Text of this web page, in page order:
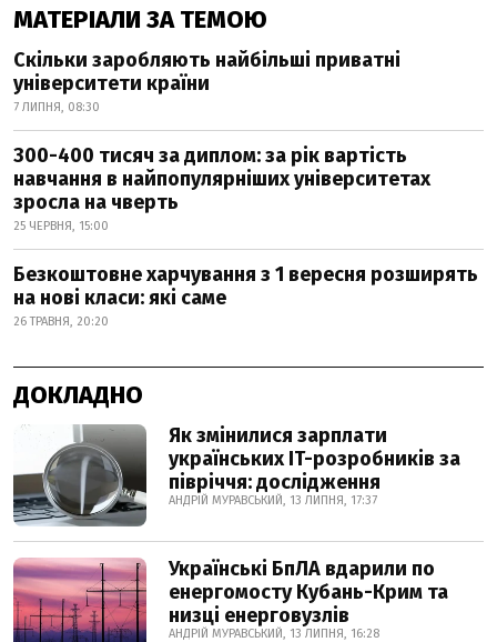
МАТЕРІАЛИ ЗА ТЕМОЮ
Скільки заробляють найбільші приватні
університети країни
7 ЛИПНЯ, 08:30
300-400 тисяч за диплом: за рік вартість
навчання в найпопулярніших університетах
зросла на чверть
25 ЧЕРВНЯ, 15:00
Безкоштовне харчування з 1 вересня розширять
на нові класи: які саме
26 ТРАВНЯ, 20:20
ДОКЛАДНО
Як змінилися зарплати
українських IT-розробників за
півріччя: дослідження
АНДРІЙ МУРАВСЬКИЙ, 13 ЛИПНЯ, 17:37
Українські БпЛА вдарили по
енергомосту Кубань-Крим та
низці енерговузлів
АНДРІЙ МУРАВСЬКИЙ, 13 ЛИПНЯ, 16:28